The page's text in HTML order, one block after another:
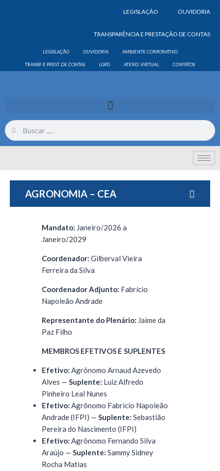
LEGISLAÇÃO OUVIDORIA
TRANSPARÊNCIA E PRESTAÇÃO DE CONTAS
LEGISLAÇÃO OUVIDORIA AMBIENTE CORPORATIVO
TRANSP. E PREST. DE CONTAS LGPD ATEND. VIRTUAL CONTATOS
AGRONOMIA – CEA
Mandato: Janeiro/2026 a
Janeiro/2029
Coordenador: Gilberval Vieira
Ferreira da Silva
Coordenador Adjunto: Fabrício
Napoleão Andrade
Representante do Plenário: Jaime da
Paz Filho
MEMBROS EFETIVOS E SUPLENTES
Efetivo: Agrônomo Arnaud Azevedo
Alves — Suplente: Luiz Alfredo
Pinheiro Leal Nunes
Efetivo: Agrônomo Fabricio Napoleão
Andrade (IFPI) — Suplente: Sebastião
Pereira do Nascimento (IFPI)
Efetivo: Agrônomo Fernando Silva
Araújo — Suplente: Sammy Sidney
Rocha Matias